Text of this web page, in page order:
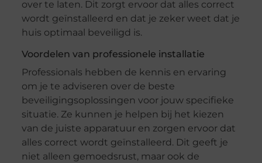
over te laten. Dit zorgt ervoor dat alles correct
wordt geïnstalleerd en dat je zeker weet dat je
huis optimaal beveiligd is.
Voordelen van professionele installatie
Professionals hebben de kennis en ervaring
om je te adviseren over de beste
beveiligingsoplossingen voor jouw specifieke
situatie. Ze kunnen je helpen bij het kiezen
van de juiste apparatuur en zorgen ervoor dat
alles correct wordt geïnstalleerd. Dit geeft je
niet alleen gemoedsrust, maar ook de